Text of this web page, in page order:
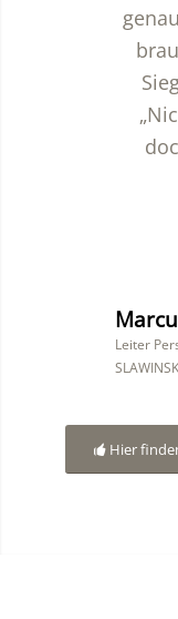
Leiter
Hier